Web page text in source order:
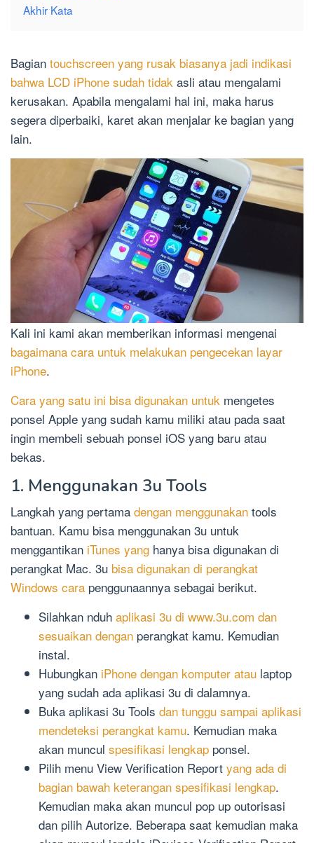
Akhir Kata
Bagian touchscreen yang rusak biasanya jadi indikasi
bahwa LCD iPhone sudah tidak asli atau mengalami
kerusakan. Apabila mengalami hal ini, maka harus
segera diperbaiki, karet akan menjalar ke bagian yang
lain.
Kali ini kami akan memberikan informasi mengenai
bagaimana cara untuk melakukan pengecekan layar
iPhone.
Cara yang satu ini bisa digunakan untuk mengetes
ponsel Apple yang sudah kamu miliki atau pada saat
ingin membeli sebuah ponsel iOS yang baru atau
bekas.
1. Menggunakan 3u Tools
Langkah yang pertama dengan menggunakan tools
bantuan. Kamu bisa menggunakan 3u untuk
menggantikan iTunes yang hanya bisa digunakan di
perangkat Mac. 3u bisa digunakan di perangkat
Windows cara penggunaannya sebagai berikut.
Silahkan nduh aplikasi 3u di www.3u.com dan
sesuaikan dengan perangkat kamu. Kemudian
instal.
Hubungkan iPhone dengan komputer atau laptop
yang sudah ada aplikasi 3u di dalamnya.
Buka aplikasi 3u Tools dan tunggu sampai aplikasi
mendeteksi perangkat kamu. Kemudian maka
akan muncul spesifikasi lengkap ponsel.
Pilih menu View Verification Report yang ada di
bagian bawah keterangan spesifikasi lengkap.
Kemudian maka akan muncul pop up outorisasi
dan pilih Autorize. Beberapa saat kemudian maka